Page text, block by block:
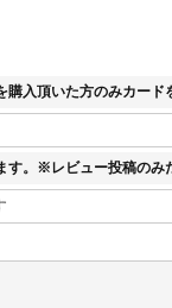
購入頂いた方のみカード
す。※レビュー投稿のみ